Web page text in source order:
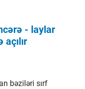
- laylar
bəziləri sırf